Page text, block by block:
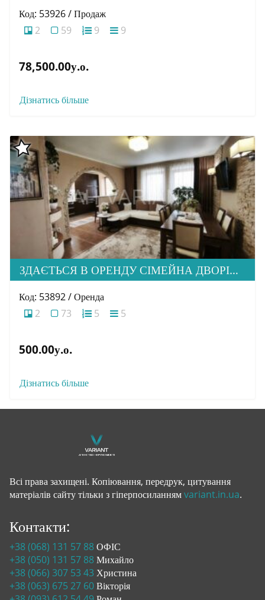
Код: 53926 / Продаж
2
59 9 9
78,500.00у.о.
Дізнатись більше
ЗДАЄТЬСЯ В ОРЕНДУ СІМЕЙНА ДВОРІВНЕВА КВАРТИРА В М. УЖГОРОД
Код: 53892 / Оренда
2
73 5 5
500.00у.о.
Дізнатись більше
Всі права захищені. Копіювання, передрук, цитування
матеріалів сайту тільки з гіперпосиланнямvariant.in.ua.
Контакти:
+38 (068) 131 57 88ОФІС
+38 (050) 131 57 88Михайло
+38 (066) 307 53 43 Христина
+38 (063) 675 27 60Вікторія